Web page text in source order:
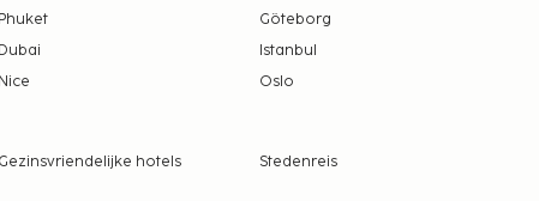
Phuket
Göteborg
Dubai
Istanbul
Nice Oslo
Gezinsvriendelijke hotels
Stedenreis